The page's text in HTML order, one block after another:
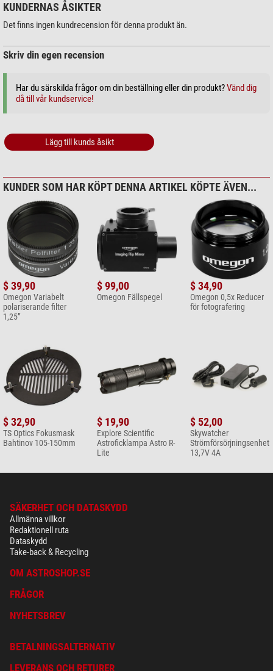
KUNDERNAS ÅSIKTER
Det finns ingen kundrecension för denna produkt än.
Skriv din egen recension
Har du särskilda frågor om din beställning eller din produkt?Vänd dig
då till vår kundservice!
Lägg till kunds åsikt
KUNDER SOM HAR KÖPT DENNA ARTIKEL KÖPTE ÄVEN...
$ 39,90
Omegon Variabelt
polariserande filter
1,25”
$ 99,00
Omegon Fällspegel
$ 34,90
Omegon 0,5x Reducer
för fotografering
$ 32,90
TS Optics Fokusmask
Bahtinov 105-150mm
$ 19,90
Explore Scientific
Astroficklampa Astro R-
Lite
$ 52,00
Skywatcher
Strömförsörjningsenhet
13,7V 4A
SÄKERHET OCH DATASKYDD
Allmänna villkor
Redaktionell ruta
Dataskydd
Take-back & Recycling
OM ASTROSHOP.SE
FRÅGOR
NYHETSBREV
BETALNINGSALTERNATIV
LEVERANS OCH RETURER